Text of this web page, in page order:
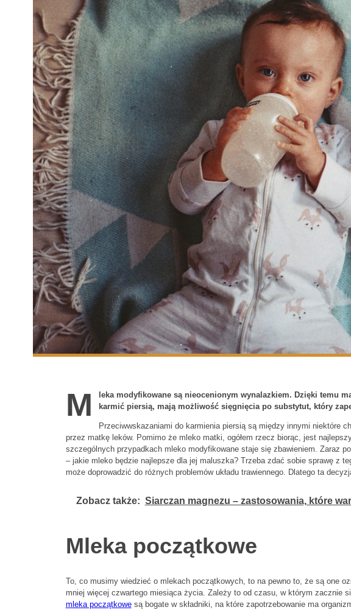
M
leka modyfikowane są nieocenionym wynalazkiem. Dzięki temu
karmić piersią, mają możliwość sięgnięcia po substytut, który
Przeciwwskazaniami do karmienia piersią są między innymi niektóre
przez matkę leków. Pomimo że mleko matki, ogółem rzecz biorąc, jest
szczególnych przypadkach mleko modyfikowane staje się zbawieniem. Zaraz
– jakie mleko będzie najlepsze dla jej maluszka? Trzeba zdać sobie sprawę z
może doprowadzić do różnych problemów układu trawiennego. Dlatego ta
Zobacz także: Siarczan magnezu – zastosowania, które
Mleka początkowe
To, co musimy wiedzieć o mlekach początkowych, to na pewno to, że są one
mniej więcej czwartego miesiąca życia. Zależy to od czasu, w którym zacznie
mleka początkowe są bogate w składniki, na które zapotrzebowanie ma